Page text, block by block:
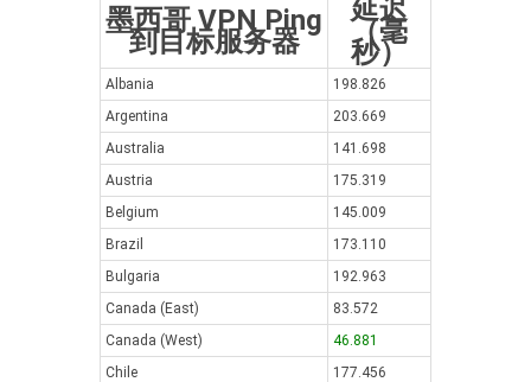
墨西哥 VPN Ping
到目标服务器
延迟
（毫
秒）
Albania
198.826
Argentina
203.669
Australia
141.698
Austria
175.319
Belgium
145.009
Brazil
173.110
Bulgaria
192.963
Canada (East)
83.572
Canada (West)
46.881
Chile
177.456